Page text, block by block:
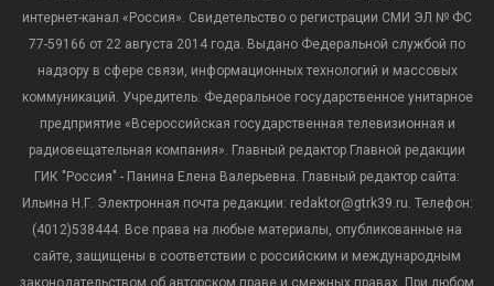
интернет-канал «Россия». Свидетельство о регистрации СМИ ЭЛ № ФС
77-59166 от 22 августа 2014 года. Выдано Федеральной службой по
надзору в сфере связи, информационных технологий и массовых
коммуникаций. Учредитель: Федеральное государственное унитарное
предприятие «Всероссийская государственная телевизионная и
радиовещательная компания». Главный редактор Главной редакции
ГИК "Россия" - Панина Елена Валерьевна. Главный редактор сайта:
Ильина Н.Г. Электронная почта редакции: redaktor@gtrk39.ru. Телефон:
(4012)538444. Все права на любые материалы, опубликованные на
сайте, защищены в соответствии с российским и международным
законодательством об авторском праве и смежных правах. При любом